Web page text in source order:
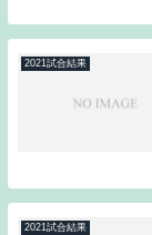
2021試合結果
2021試合結果